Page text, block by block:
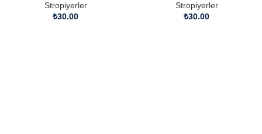
Stropiyerler
₺30.00
Stropiyerler
₺30.00